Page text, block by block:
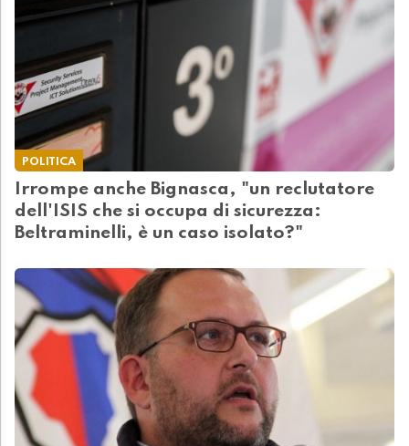
POLITICA
Irrompe anche Bignasca, "un reclutatore
dell'ISIS che si occupa di sicurezza:
Beltraminelli, è un caso isolato?"